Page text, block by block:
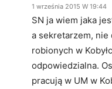
1 września 2015 W 19:44
SN ja wiem jaka
a sekretarzem, nie
robionych w
odpowiedzialna.
pracują w UM w